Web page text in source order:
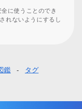
に使うことのでき
れないようにするし
鑑 タグ